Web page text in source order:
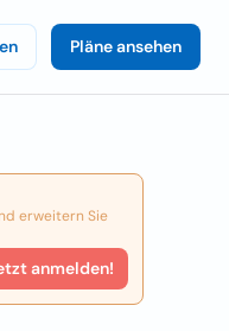
Pläne ansehen
erweitern Sie
anmelden!